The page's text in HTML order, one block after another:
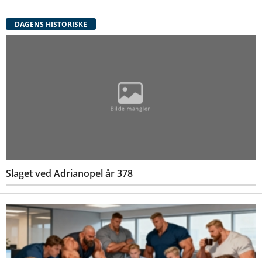
DAGENS HISTORISKE
Slaget ved Adrianopel år 378